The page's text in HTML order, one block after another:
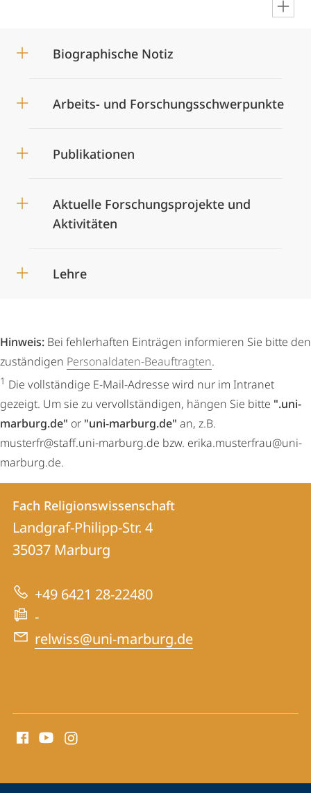
Biographische Notiz
Arbeits- und Forschungsschwerpunkte
Publikationen
Aktuelle Forschungsprojekte und
Aktivitäten
Lehre
Hinweis: Bei fehlerhaften Einträgen informieren Sie bitte den
zuständigen Personaldaten-Beauftragten.
1 Die vollständige E-Mail-Adresse wird nur im Intranet
gezeigt. Um sie zu vervollständigen, hängen Sie bitte ".uni-
marburg.de" or "uni-marburg.de" an, z.B.
musterfr@staff.uni-marburg.de bzw. erika.musterfrau@uni-
marburg.de.
Kontakt
und
Informationen
zur
Website
Kontaktinformationen
Fach
Religionswissenschaft
Fach Religionswissenschaft
Landgraf-Philipp-Str. 4
35037 Marburg
+49 6421 28-22480
-
relwiss@uni-marburg.de
Media